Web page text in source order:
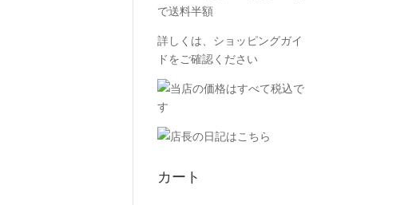
詳しくは、 ショッピングガイ
ドをご確認ください
カート